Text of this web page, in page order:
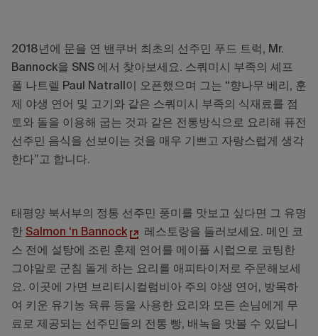
2018년에 문을 연 밴쿠버 최초의 선주민 푸드 트럭, Mr.
Bannock을 SNS 에서 찾아보세요. 스쿼미시 부족의 셰프
폴 나트렐 Paul Natrall이 오픈했으며 그는 “향나무 베리, 훈
제 야생 연어 및 고기와 같은 스쿼미시 부족의 식재료를 점
토와 돌을 이용해 굽는 것과 같은 전통방식으로 요리해 퓨전
선주민 음식을 선보이는 것을 매우 기쁘고 자랑스럽게 생각
한다”고 합니다.
태평양 북서부의 정통 선주민 풍미를 맛보고 싶다면 그 유명
한 Salmon ‘n Bannock
레스토랑을 들러보세요. 메인 코
스 전에 설탕에 조린 훈제 연어를 메이플 시럽으로 코팅한
그야말로 군침 돌게 하는 요리를 애피타이저로 주문해보세
요. 이곳에 가면 브리티시컬럼비아 주의 야생 연어, 방목하
여 키운 유기농 육류 등을 사용한 요리와 모든 손님에게 무
료로 제공되는 선주민들의 전통 빵, 배녹을 맛볼 수 있답니